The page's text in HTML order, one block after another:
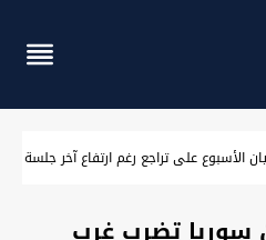
الأسبوع على تراجع رغم ارتفاع آخر جلسة
سوريا تضرب غرب